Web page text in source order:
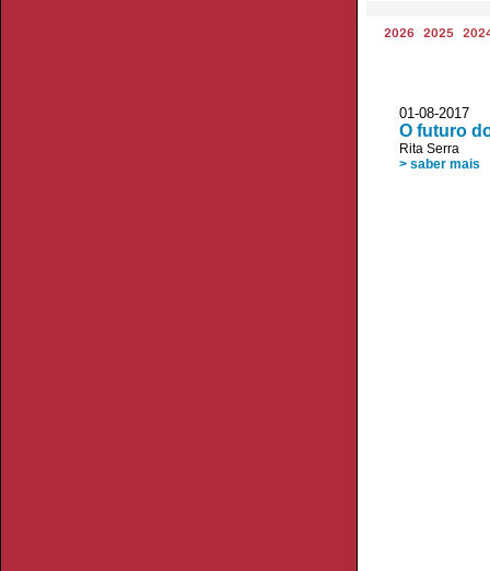
2026 2025
01-08-2017
O futuro
Rita Serra
> saber mais